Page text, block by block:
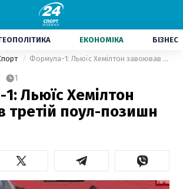
ЕКОНОМІКА БІЗНЕС
Формула-1: Льюїс Хемілтон завоював третій поул-позишн в сезоні
1
Льюїс Хемілтон
третій поул-позишн